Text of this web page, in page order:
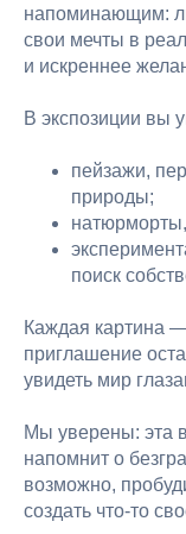
напоминающим:
свои мечты в
и искреннее
В экспозиции вы
пейзажи,
природы;
поиск
Каждая картина
приглашение
увидеть мир
Мы уверены: эта
напомнит о
возможно,
создать что‑то